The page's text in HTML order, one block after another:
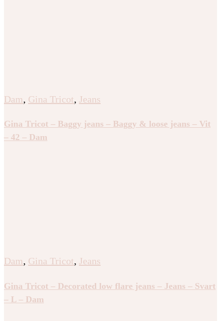
Dam, Gina Tricot, Jeans
Gina Tricot – Baggy jeans – Baggy & loose jeans – Vit
– 42 – Dam
Dam, Gina Tricot, Jeans
Gina Tricot – Decorated low flare jeans – Jeans – Svart
– L – Dam